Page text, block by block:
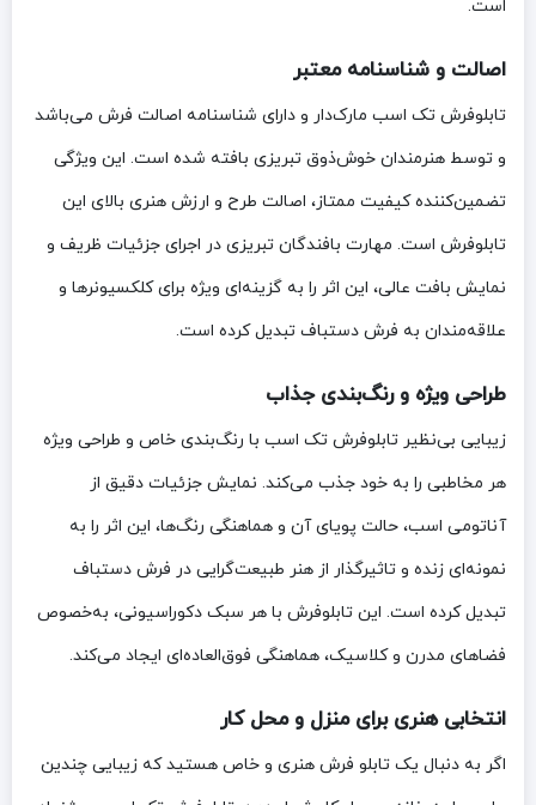
است.
اصالت و شناسنامه معتبر
تابلوفرش تک اسب مارک‌دار و دارای شناسنامه اصالت فرش می‌باشد
و توسط هنرمندان خوش‌ذوق تبریزی بافته شده است. این ویژگی
تضمین‌کننده کیفیت ممتاز، اصالت طرح و ارزش هنری بالای این
تابلوفرش است. مهارت بافندگان تبریزی در اجرای جزئیات ظریف و
نمایش بافت عالی، این اثر را به گزینه‌ای ویژه برای کلکسیونرها و
علاقه‌مندان به فرش دستباف تبدیل کرده است.
طراحی ویژه و رنگ‌بندی جذاب
زیبایی بی‌نظیر تابلوفرش تک اسب با رنگ‌بندی خاص و طراحی ویژه
هر مخاطبی را به خود جذب می‌کند. نمایش جزئیات دقیق از
آناتومی اسب، حالت پویای آن و هماهنگی رنگ‌ها، این اثر را به
نمونه‌ای زنده و تاثیرگذار از هنر طبیعت‌گرایی در فرش دستباف
تبدیل کرده است. این تابلوفرش با هر سبک دکوراسیونی، به‌خصوص
فضاهای مدرن و کلاسیک، هماهنگی فوق‌العاده‌ای ایجاد می‌کند.
انتخابی هنری برای منزل و محل کار
اگر به دنبال یک تابلو فرش هنری و خاص هستید که زیبایی چندین